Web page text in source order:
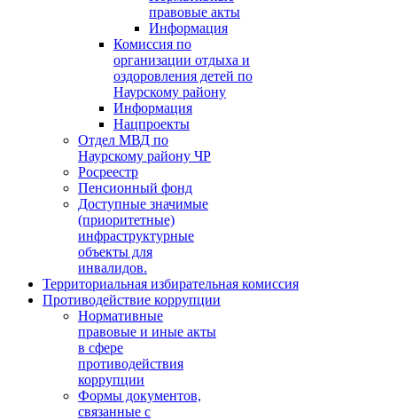
правовые акты
Информация
Комиссия по
организации отдыха и
оздоровления детей по
Наурскому району
Информация
Нацпроекты
Отдел МВД по
Наурскому району ЧР
Росреестр
Пенсионный фонд
Доступные значимые
(приоритетные)
инфраструктурные
объекты для
инвалидов.
Территориальная избирательная комиссия
Противодействие коррупции
Нормативные
правовые и иные акты
в сфере
противодействия
коррупции
Формы документов,
связанные с